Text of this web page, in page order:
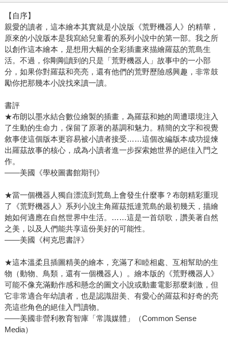
【自序】
親愛的讀者，這本繪本其實就是小說版《荒野機器人》的精華，
原來的小說版本是我寫給兒童看的系列小說中的第一部。我之所
以創作這本繪本，是想用大幅的全彩插畫來描繪羅茲的荒島生
活。不過，你剛剛讀到的只是「荒野機器人」故事中的一小部
分，如果你對羅茲和亮亮，還有他們的荒野歷險感興趣，非常鼓
勵你把那幾本小說找來讀一讀。
書評
★布朗以墨水結合數位繪製的插畫，為羅茲和她的周遭環境注入
了生動的生命力，保留了原著的基調和魅力。精簡的文字和視覺
敘事使這個版本更容易被小讀者接受……這個改編版本成功提煉
出羅茲故事的核心，成為小讀者進一步探索她世界的絕佳入門之
作。
——美國《學校圖書館期刊》
★當一個機器人獨自漂流到荒島上會發生什麼事？布朗精彩重現
了《荒野機器人》系列小說主角羅茲抵達荒島的最初幾天，描繪
她如何適應在自然世界中生活。……這是一首頌歌，讚美著自然
之美，以及人們能共享這份美好的可能性。
——美國《柯克思書評》
★這本溫柔且插圖精美的繪本，充滿了和睦相處、互相幫助的生
物（動物、鳥類，還有一個機器人）。繪本版的《荒野機器人》
可能不像充滿動作感和懸念的圖文小說或動畫電影那麼刺激，但
它非常適合年幼讀者，也是認識甜美、有愛心的羅茲和好奇的亮
亮這些角色的絕佳入門讀物。
——美國非營利教育智庫「常識媒體」（Common Sense
Media）